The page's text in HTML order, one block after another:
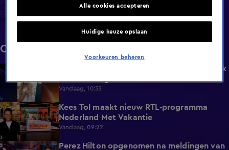
Clips
Info
Clips
0:39
Jade Anna deelt oude teamfoto met Anouk
Vandaag, 10:33
3:12
Kees Tol maakt nieuw RTL-programma
Nederland Met Vakantie
Vandaag, 09:22
3:42
Perez Hilton opgenomen na meldingen van
Alle cookies accepteren
Huidige keuze opslaan
Voorkeuren beheren